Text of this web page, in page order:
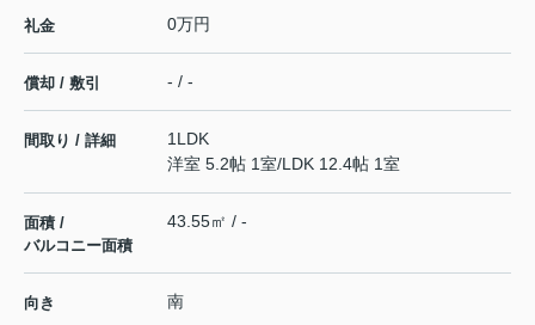
礼金 0万円
償却 / 敷引 - / -
間取り / 詳細
1LDK
洋室 5.2帖 1室/LDK 12.4帖 1室
面積 /
バルコニー面積
43.55㎡ / -
向き 南